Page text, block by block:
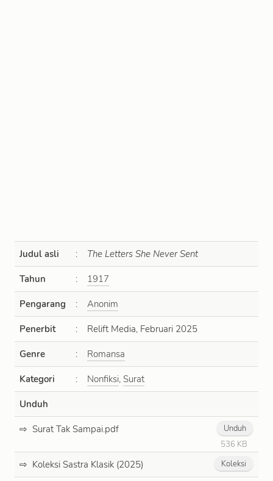
Judul asli : The Letters She Never Sent
Tahun : 1917
Pengarang : Anonim
Penerbit : Relift Media, Februari 2025
Genre : Romansa
Kategori : Nonfiksi, Surat
Unduh
Unduh
536 KB
Surat Tak Sampai.pdf
Koleksi
Koleksi Sastra Klasik (2025)